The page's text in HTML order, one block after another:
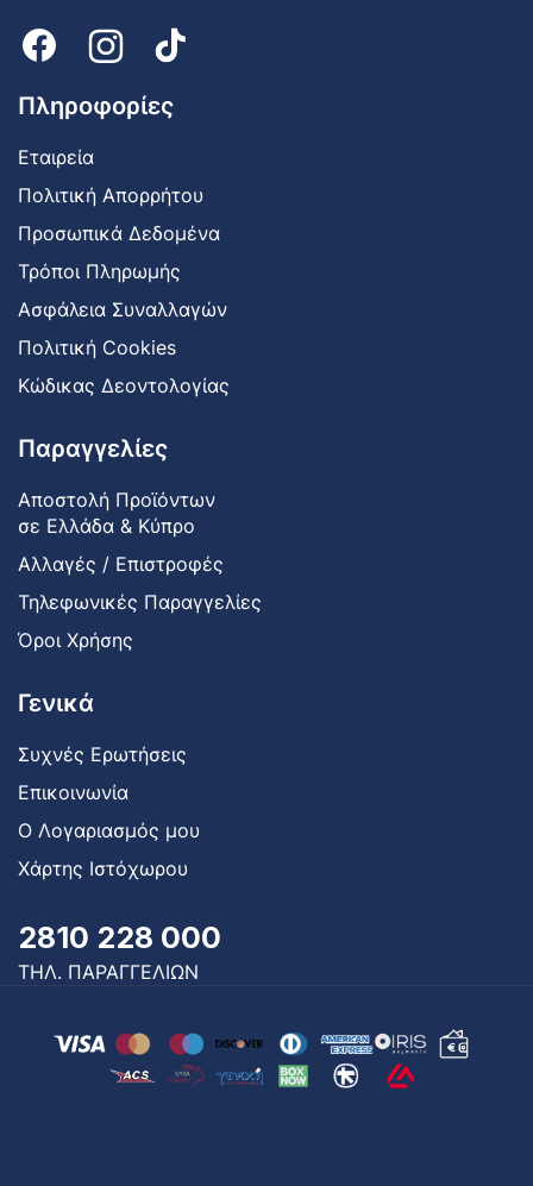
Πληροφορίες
Εταιρεία
Πολιτική Απορρήτου
Προσωπικά Δεδομένα
Τρόποι Πληρωμής
Ασφάλεια Συναλλαγών
Πολιτική Cookies
Κώδικας Δεοντολογίας
Παραγγελίες
Αποστολή Προϊόντων
σε Ελλάδα & Κύπρο
Αλλαγές / Επιστροφές
Τηλεφωνικές Παραγγελίες
Όροι Χρήσης
Γενικά
Συχνές Ερωτήσεις
Επικοινωνία
Ο Λογαριασμός μου
Χάρτης Ιστόχωρου
2810 228 000
ΤΗΛ. ΠΑΡΑΓΓΕΛΙΩΝ